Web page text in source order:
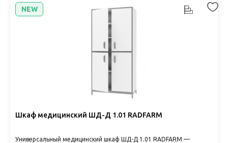
NEW
Шкаф медицинский ШД-Д 1.01 RADFARM
Универсальный медицинский шкаф ШД-Д 1.01 RADFARM —